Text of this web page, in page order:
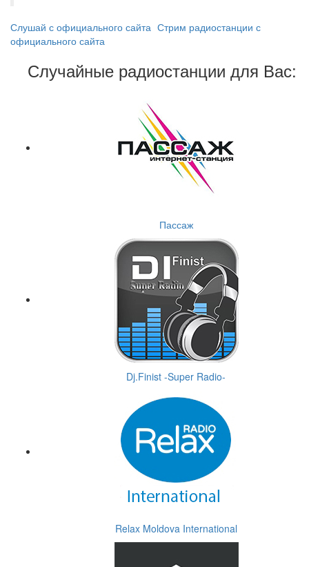
Слушай с официального сайта Стрим радиостанции с
официального сайта
Случайные радиостанции для Вас:
Пассаж
Dj.Finist -Super Radio-
Relax Moldova International